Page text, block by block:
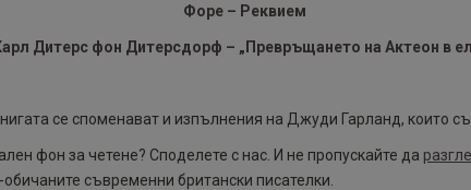
Форе – Реквием
Дитерс фон Дитерсдорф – „Превръщането на Актеон в
се споменават и изпълнения на Джуди Гарланд, които
фон за четене? Споделете с нас. И не пропускайте да
съвременни британски писателки.